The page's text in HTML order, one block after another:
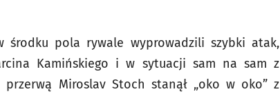
środku pola rywale wyprowadzili szybki atak,
Kamińskiego i w sytuacji sam na sam z
przerwą Miroslav Stoch stanął „oko w oko” z